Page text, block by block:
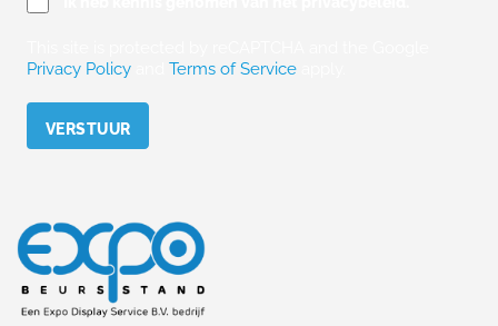
Privacy Policy
Terms of Service